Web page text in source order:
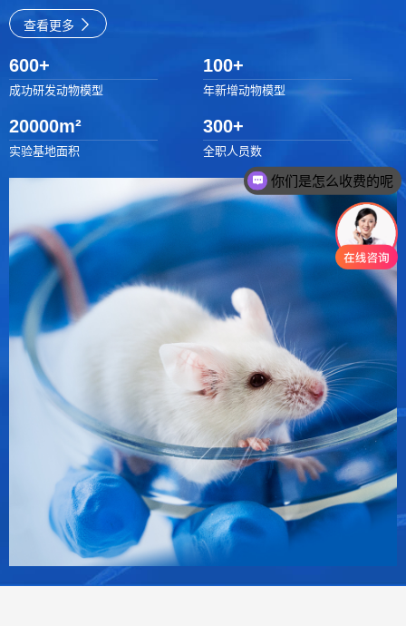
查看更多
600+
成功研发动物模型
100+
年新增动物模型
20000m²
实验基地面积
300+
全职人员数
你们是怎么收费的呢